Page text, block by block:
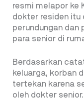
resmi melapor ke
dokter residen itu
perundungan dan
para senior di
Berdasarkan
keluarga, korban
tertekan karena
oleh dokter senior.